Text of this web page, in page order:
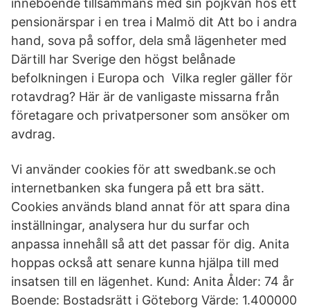
inneboende tillsammans med sin pojkvän hos ett
pensionärspar i en trea i Malmö dit Att bo i andra
hand, sova på soffor, dela små lägenheter med
Därtill har Sverige den högst belånade
befolkningen i Europa och Vilka regler gäller för
rotavdrag? Här är de vanligaste missarna från
företagare och privatpersoner som ansöker om
avdrag.
Vi använder cookies för att swedbank.se och
internetbanken ska fungera på ett bra sätt.
Cookies används bland annat för att spara dina
inställningar, analysera hur du surfar och
anpassa innehåll så att det passar för dig. Anita
hoppas också att senare kunna hjälpa till med
insatsen till en lägenhet. Kund: Anita Ålder: 74 år
Boende: Bostadsrätt i Göteborg Värde: 1.400000